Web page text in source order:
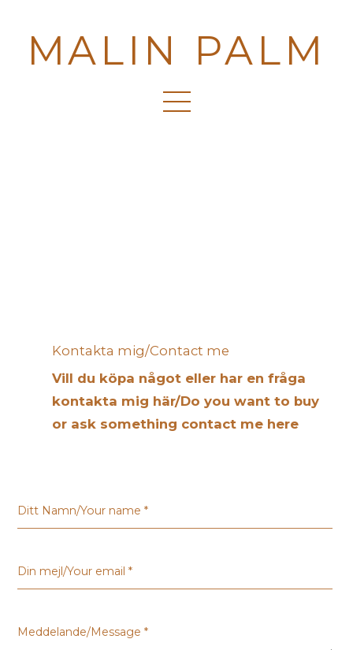
MALIN PALM
Kontakta mig/Contact me
Vill du köpa något eller har en fråga
kontakta mig här/Do you want to buy
or ask something contact me here
Ditt Namn/Your name *
Din mejl/Your email *
Meddelande/Message *